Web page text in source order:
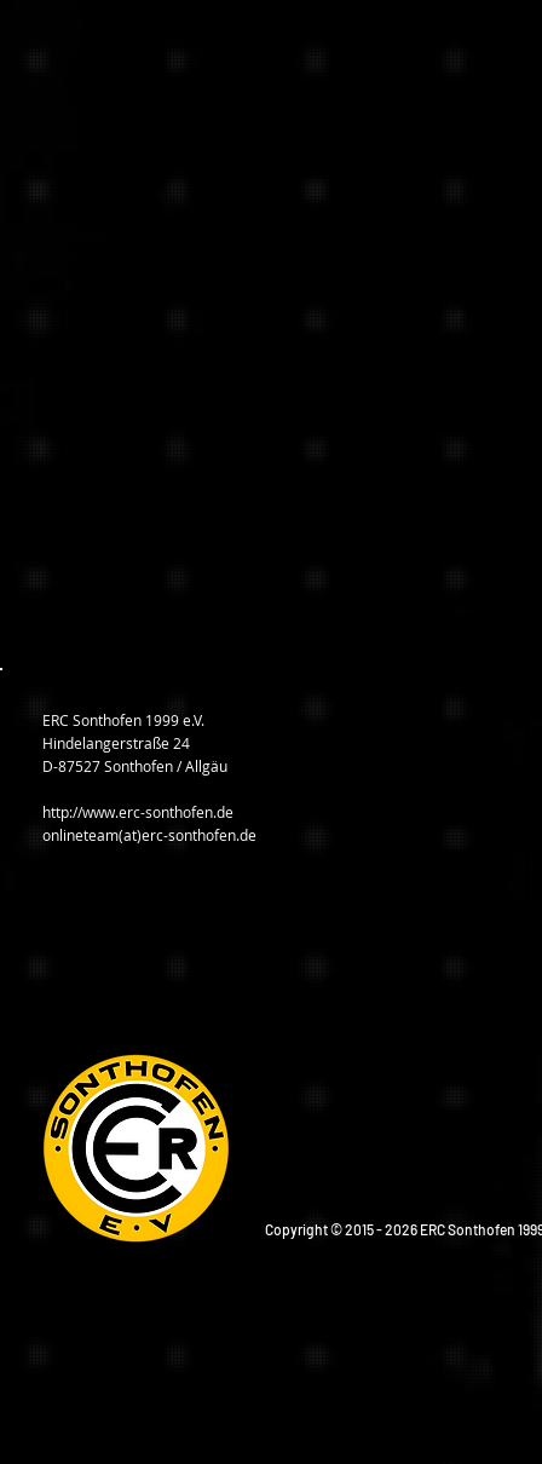
ERC Sonthofen 1999 e.V.
Hindelangerstraße 24
D-87527 Sonthofen / Allgäu
http://www.erc-sonthofen.de
onlineteam(at)erc-sonthofen.de
Copyright © 2015 - 2026 ERC Sonthofen